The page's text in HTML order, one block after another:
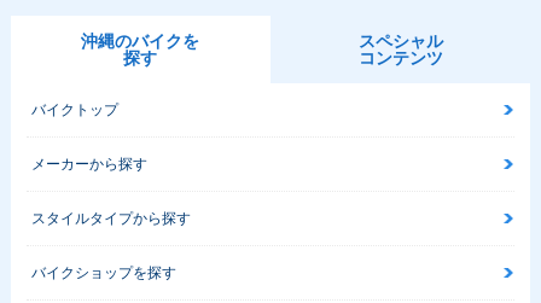
2009年 CB1300 SU
ーチェンジ
2008年 CB1300 SU
沖縄のバイクを
探す
スペシャル
コンテンツ
バイクトップ
メーカーから探す
スタイルタイプから探す
バイクショップを探す